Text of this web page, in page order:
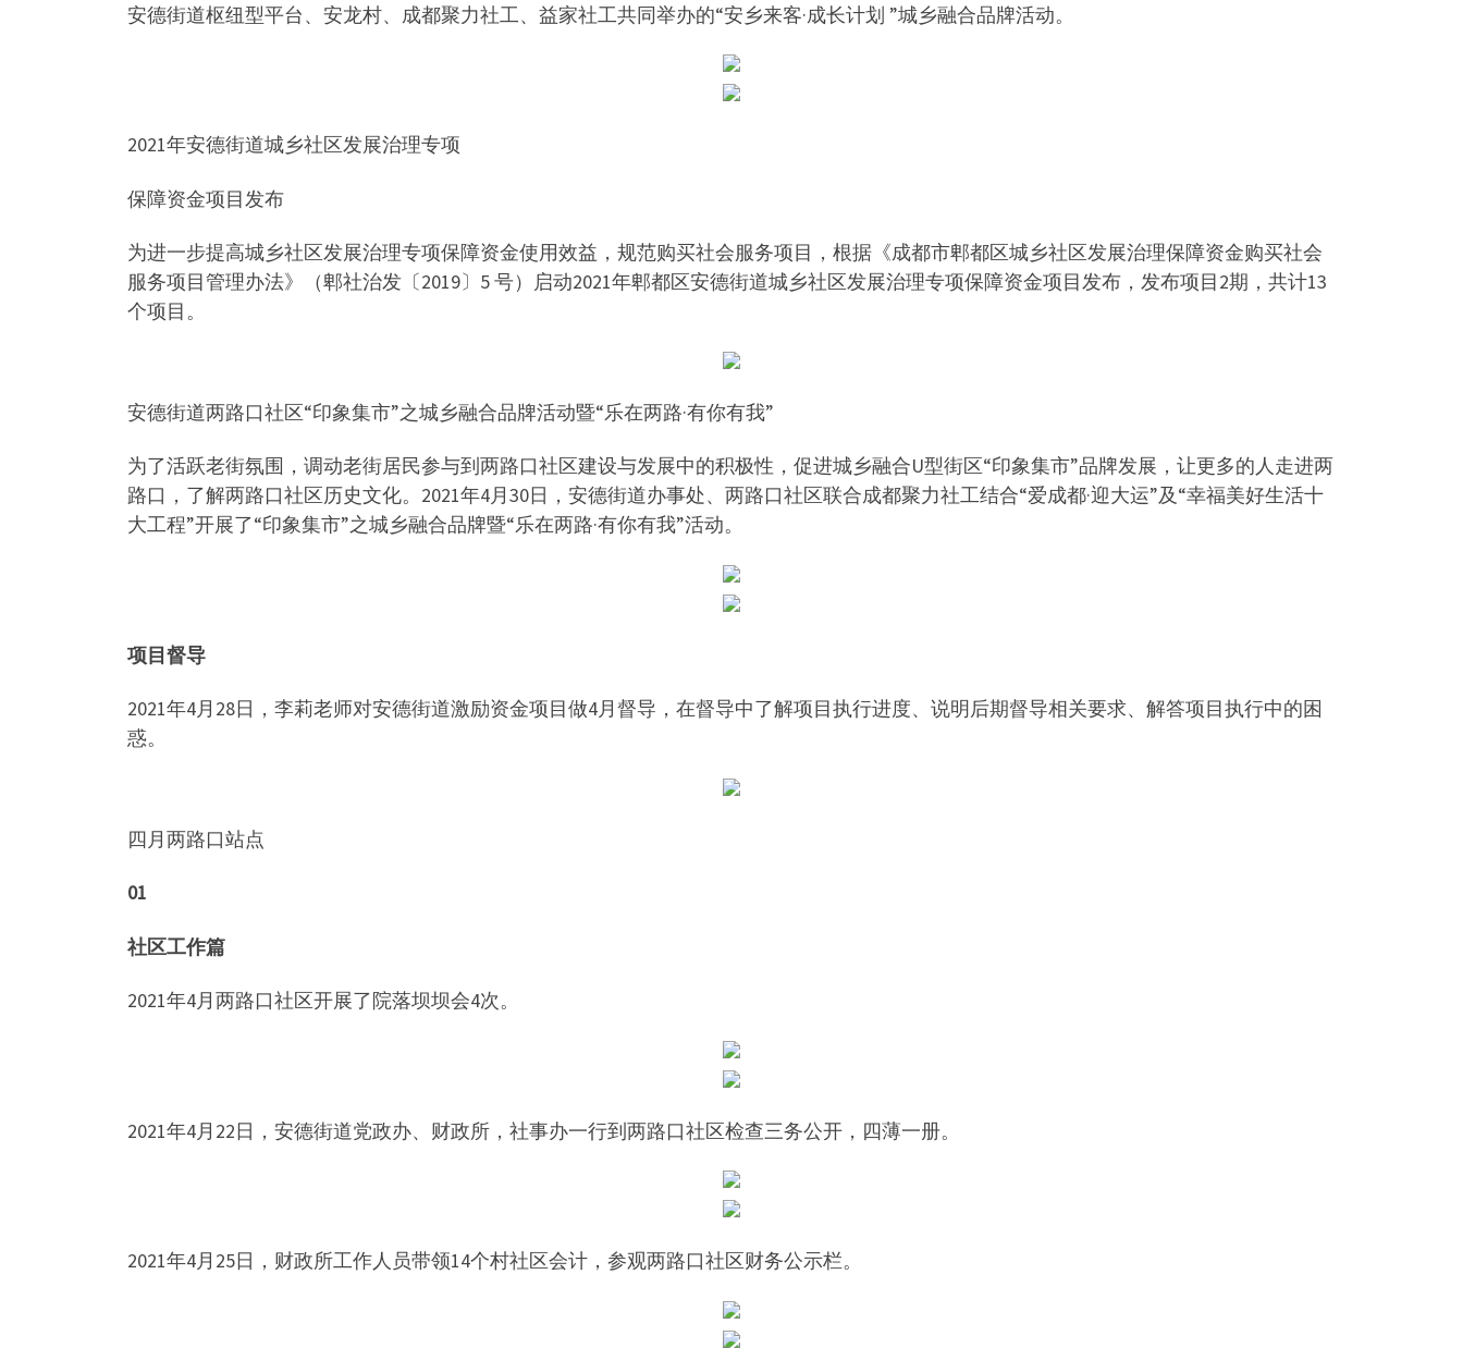
安德街道枢纽型平台、安龙村、成都聚力社工、益家社工共同举办的“安乡来客·成长计划 ”城乡融合品牌活动。
2021年安德街道城乡社区发展治理专项
保障资金项目发布
为进一步提高城乡社区发展治理专项保障资金使用效益，规范购买社会服务项目，根据《成都市郫都区城乡社区发展治理保障资金购买社会
服务项目管理办法》（郫社治发〔2019〕5 号）启动2021年郫都区安德街道城乡社区发展治理专项保障资金项目发布，发布项目2期，共计13
个项目。
安德街道两路口社区“印象集市”之城乡融合品牌活动暨“乐在两路·有你有我”
为了活跃老街氛围，调动老街居民参与到两路口社区建设与发展中的积极性，促进城乡融合U型街区“印象集市”品牌发展，让更多的人走进两
路口，了解两路口社区历史文化。2021年4月30日，安德街道办事处、两路口社区联合成都聚力社工结合“爱成都·迎大运”及“幸福美好生活十
大工程”开展了“印象集市”之城乡融合品牌暨“乐在两路·有你有我”活动。
项目督导
2021年4月28日，李莉老师对安德街道激励资金项目做4月督导，在督导中了解项目执行进度、说明后期督导相关要求、解答项目执行中的困
惑。
四月两路口站点
01
社区工作篇
2021年4月两路口社区开展了院落坝坝会4次。
2021年4月22日，安德街道党政办、财政所，社事办一行到两路口社区检查三务公开，四薄一册。
2021年4月25日，财政所工作人员带领14个村社区会计，参观两路口社区财务公示栏。